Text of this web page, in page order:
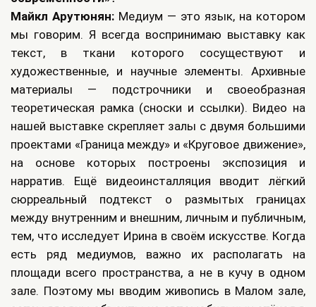
Майкл Арутюнян: Медиум — это язык, на котором
мы говорим. Я всегда воспринимаю выставку как
текст, в ткани которого сосуществуют и
художественные, и научные элементы. Архивные
материалы — подстрочники и своеобразная
теоретическая рамка (сноски и ссылки). Видео на
нашей выставке скрепляет залы с двумя большими
проектами «Граница между» и «Круговое движение»,
на основе которых построены экспозиция и
нарратив. Ещё видеоинсталляция вводит лёгкий
сюрреальный подтекст о размытых границах
между внутренним и внешним, личным и публичным,
тем, что исследует Ирина в своём искусстве. Когда
есть ряд медиумов, важно их располагать на
площади всего пространства, а не в кучу в одном
зале. Поэтому мы вводим живопись в Малом зале,